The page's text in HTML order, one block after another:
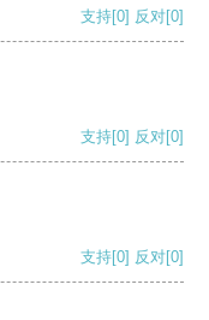
支持[0] 反对[0]
支持[0] 反对[0]
支持[0] 反对[0]